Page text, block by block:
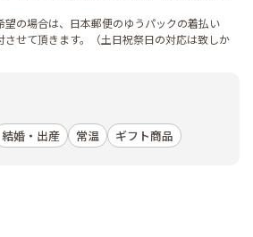
望の場合は、日本郵便のゆうパックの着払い
させて頂きます。（土日祝祭日の対応は致しか
結婚・出産 常温 ギフト商品